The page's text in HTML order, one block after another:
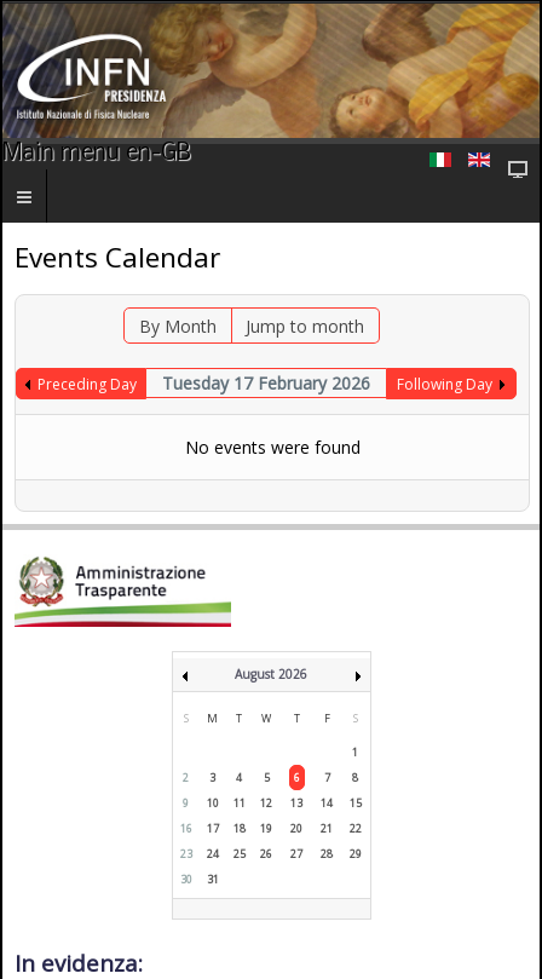
Main menu en-GB
Events Calendar
By Month Jump to month
Preceding Day Tuesday 17 February 2026 Following Day
No events were found
August 2026
S M T W T F S
1
2
3 4 5 6 7
8
9
10 11 12 13 14
15
16
17 18 19 20 21
22
23
24 25 26 27 28
29
30
31
In evidenza: